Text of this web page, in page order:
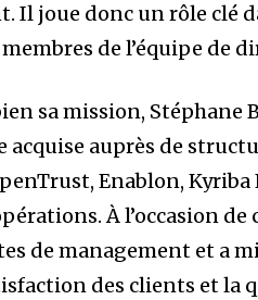
Il joue donc un rôle clé
membres de l’équipe de
sa mission, Stéphane
auprès de
Enablon,
À l’occasion
de management et a
des clients et la